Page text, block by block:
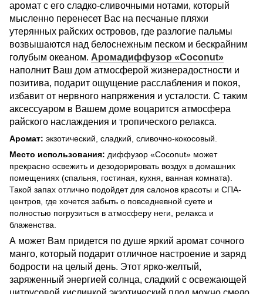
аромат с его сладко-сливочными нотами, который
мысленно перенесет Вас на песчаные пляжи
утерянных райских островов, где разлогие пальмы
возвышаются над белоснежным песком и бескрайним
голубым океаном. Аромадиффузор «Coconut»
наполнит Ваш дом атмосферой жизнерадостности и
позитива, подарит ощущение расслабления и покоя,
избавит от нервного напряжения и усталости. С таким
аксессуаром в Вашем доме воцарится атмосфера
райского наслаждения и тропического релакса.
Аромат: экзотический, сладкий, сливочно-кокосовый.
Место использования: диффузор «Coconut» может
прекрасно освежить и дезодорировать воздух в домашних
помещениях (спальня, гостиная, кухня, ванная комната).
Такой запах отлично подойдет для салонов красоты и СПА-
центров, где хочется забыть о повседневной суете и
полностью погрузиться в атмосферу неги, релакса и
блаженства.
А может Вам придется по душе яркий аромат сочного
манго, который подарит отличное настроение и заряд
бодрости на целый день. Этот ярко-желтый,
заряженный энергией солнца, сладкий с освежающей